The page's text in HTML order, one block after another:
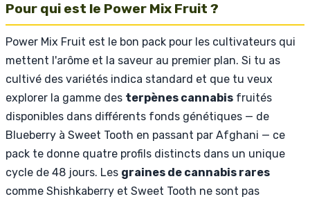
Pour qui est le Power Mix Fruit ?
Power Mix Fruit est le bon pack pour les cultivateurs qui
mettent l'arôme et la saveur au premier plan. Si tu as
cultivé des variétés indica standard et que tu veux
explorer la gamme des terpènes cannabis fruités
disponibles dans différents fonds génétiques — de
Blueberry à Sweet Tooth en passant par Afghani — ce
pack te donne quatre profils distincts dans un unique
cycle de 48 jours. Les graines de cannabis rares
comme Shishkaberry et Sweet Tooth ne sont pas